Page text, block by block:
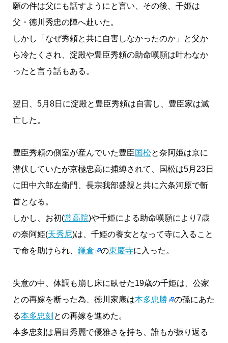
願の件は父にも話すようにと言い、その後、千姫は
父・徳川秀忠の陣へ赴いた。
しかし「なぜ秀頼と共に自害しなかったのか」と父か
ら冷たくされ、淀殿や豊臣秀頼の助命嘆願は叶わなか
ったと言う話もある。
翌日、5月8日に淀殿と豊臣秀頼は自害し、豊臣家は滅
亡した。
豊臣秀頼の側室が産んでいた豊臣国松と奈阿姫は京に
潜伏していたが京極忠高に捕縛されて、国松は5月23日
に田中六郎左衛門、長宗我部盛親と共に六条河原で斬
首となる。
しかし、お初(常高院)や千姫による助命嘆願により7歳
の奈阿姫(天秀尼)は、千姫の養女となって寺に入ること
で命を助けられ、 鎌倉 の東慶寺に入った。
失意の中、体調も崩し床に臥せた19歳の千姫は、公家
との再嫁を断った為、徳川家康は本多忠勝
の孫にあた
る本多忠刻 との再嫁を進めた。
本多忠刻は眉目秀麗で優雅さを持ち、誰もが振り返る